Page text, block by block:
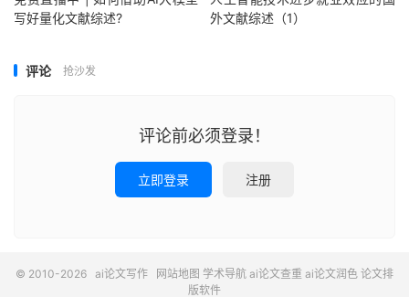
写好量化文献综述?
外文献综述（1）
评论 抢沙发
评论前必须登录！
立即登录 注册
© 2010-2026 ai论文写作 网站地图 学术导航 ai论文查重 ai论文润色 论文排
版软件